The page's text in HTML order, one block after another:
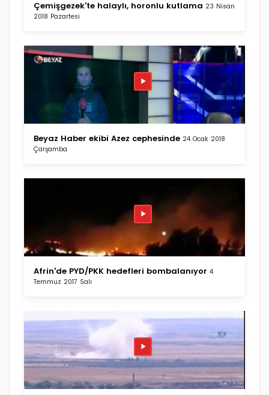
Çemişgezek'te halaylı, horonlu kutlama 23 Nisan
2018 Pazartesi
Beyaz Haber ekibi Azez cephesinde 24 Ocak 2018
Çarşamba
Afrin'de PYD/PKK hedefleri bombalanıyor 4
Temmuz 2017 Salı